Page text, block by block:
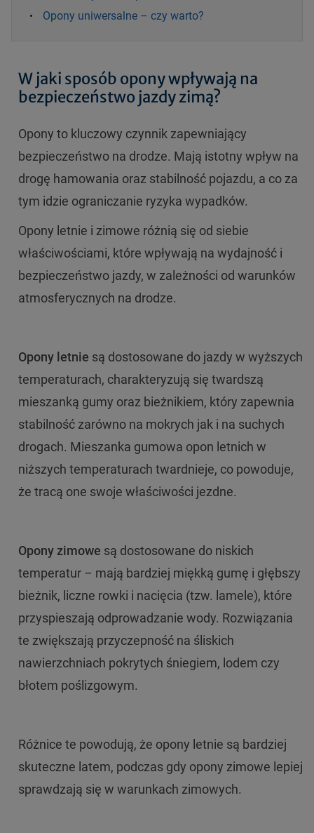
Opony uniwersalne – czy warto?
W jaki sposób opony wpływają na
bezpieczeństwo jazdy zimą?
Opony to kluczowy czynnik zapewniający
bezpieczeństwo na drodze. Mają istotny wpływ na
drogę hamowania oraz stabilność pojazdu, a co za
tym idzie ograniczanie ryzyka wypadków.
Opony letnie i zimowe różnią się od siebie
właściwościami, które wpływają na wydajność i
bezpieczeństwo jazdy, w zależności od warunków
atmosferycznych na drodze.
Opony letnie są dostosowane do jazdy w wyższych
temperaturach, charakteryzują się twardszą
mieszanką gumy oraz bieżnikiem, który zapewnia
stabilność zarówno na mokrych jak i na suchych
drogach. Mieszanka gumowa opon letnich w
niższych temperaturach twardnieje, co powoduje,
że tracą one swoje właściwości jezdne.
Opony zimowe są dostosowane do niskich
temperatur – mają bardziej miękką gumę i głębszy
bieżnik, liczne rowki i nacięcia (tzw. lamele), które
przyspieszają odprowadzanie wody. Rozwiązania
te zwiększają przyczepność na śliskich
nawierzchniach pokrytych śniegiem, lodem czy
błotem poślizgowym.
Różnice te powodują, że opony letnie są bardziej
skuteczne latem, podczas gdy opony zimowe lepiej
sprawdzają się w warunkach zimowych.